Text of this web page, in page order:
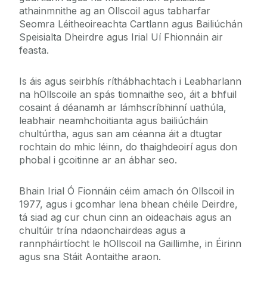
athainmnithe ag an Ollscoil agus tabharfar
Seomra Léitheoireachta Cartlann agus Bailiúchán
Speisialta Dheirdre agus Irial Uí Fhionnáin air
feasta.
Is áis agus seirbhís ríthábhachtach i Leabharlann
na hOllscoile an spás tiomnaithe seo, áit a bhfuil
cosaint á déanamh ar lámhscríbhinní uathúla,
leabhair neamhchoitianta agus bailiúcháin
chultúrtha, agus san am céanna áit a dtugtar
rochtain do mhic léinn, do thaighdeoirí agus don
phobal i gcoitinne ar an ábhar seo.
Bhain Irial Ó Fionnáin céim amach ón Ollscoil in
1977, agus i gcomhar lena bhean chéile Deirdre,
tá siad ag cur chun cinn an oideachais agus an
chultúir trína ndaonchairdeas agus a
rannpháirtíocht le hOllscoil na Gaillimhe, in Éirinn
agus sna Stáit Aontaithe araon.